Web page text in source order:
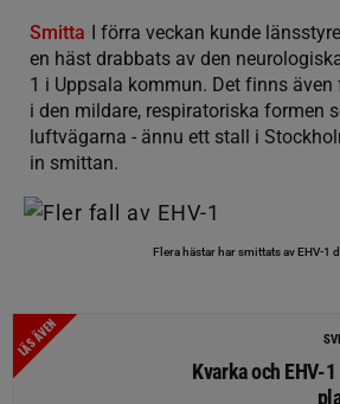
Smitta I förra veckan kunde
en häst drabbats av den
1 i Uppsala kommun. Det finns
i den mildare, respiratoriska formen
luftvägarna - ännu ett stall i
in smittan.
Flera hästar har smittats av EHV-1
LÄS ÄVEN
Kvarka och EHV-